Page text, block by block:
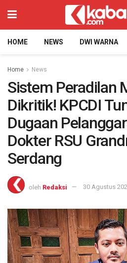
HOME NEWS DWI WARNA
Home News
Sistem Peradilan
Dikritik! KPCDI
Dugaan
Dokter RSU
Serdang
oleh Redaksi 30 Agustus